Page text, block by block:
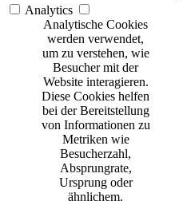
Analytics
Analytische Cookies
werden verwendet,
um zu verstehen, wie
Besucher mit der
Website interagieren.
Diese Cookies helfen
bei der Bereitstellung
von Informationen zu
Metriken wie
Besucherzahl,
Absprungrate,
Ursprung oder
ähnlichem.